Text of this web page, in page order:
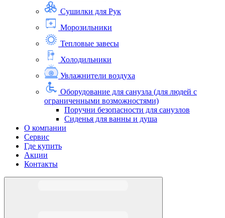
Сушилки для Рук
Морозильники
Тепловые завесы
Холодильники
Увлажнители воздуха
Оборудование для санузла (для людей с
ограниченными возможностями)
Поручни безопасности для санузлов
Сиденья для ванны и душа
О компании
Сервис
Где купить
Акции
Контакты